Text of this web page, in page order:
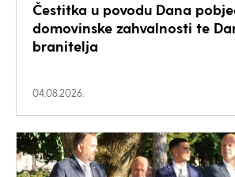
Čestitka u povodu Dana
domovinske zahvalnosti te
branitelja
04.08.2026.